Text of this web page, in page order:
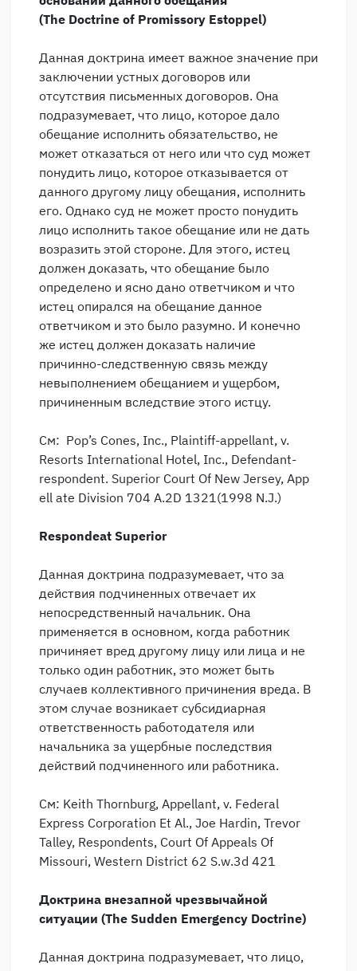
(The Doctrine of Promissory Estoppel)
Данная доктрина имеет важное значение при
заключении устных договоров или
отсутствия письменных договоров. Она
подразумевает, что лицо, которое дало
обещание исполнить обязательство, не
может отказаться от него или что суд может
понудить лицо, которое отказывается от
данного другому лицу обещания, исполнить
его. Однако суд не может просто понудить
лицо исполнить такое обещание или не дать
возразить этой стороне. Для этого, истец
должен доказать, что обещание было
определено и ясно дано ответчиком и что
истец опирался на обещание данное
ответчиком и это было разумно. И конечно
же истец должен доказать наличие
причинно-следственную связь между
невыполнением обещанием и ущербом,
причиненным вследствие этого истцу.
См: Pop’s Cones, Inc., Plaintiff-appellant, v.
Resorts International Hotel, Inc., Defendant-
respondent. Superior Court Of New Jersey, App
ell ate Division 704 A.2D 1321(1998 N.J.)
Respondeat Superior
Данная доктрина подразумевает, что за
действия подчиненных отвечает их
непосредственный начальник. Она
применяется в основном, когда работник
причиняет вред другому лицу или лица и не
только один работник, это может быть
случаев коллективного причинения вреда. В
этом случае возникает субсидиарная
ответственность работодателя или
начальника за ущербные последствия
действий подчиненного или работника.
См: Keith Thornburg, Appellant, v. Federal
Express Corporation Et Al., Joe Hardin, Trevor
Talley, Respondents, Court Of Appeals Of
Missouri, Western District 62 S.w.3d 421
Доктрина внезапной чрезвычайной
ситуации (The Sudden Emergency Doctrine)
Данная доктрина подразумевает, что лицо,